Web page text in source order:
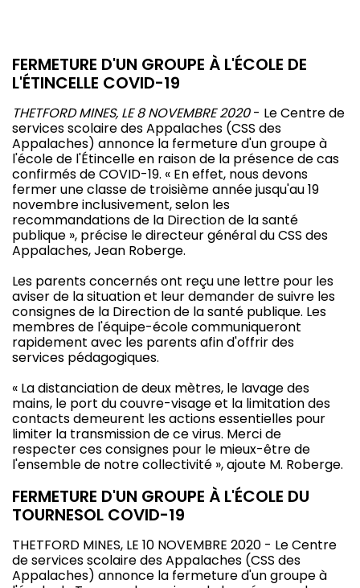
FERMETURE D'UN GROUPE À L'ÉCOLE DE
L'ÉTINCELLE COVID-19
THETFORD MINES, LE 8 NOVEMBRE 2020- Le Centre de
services scolaire des Appalaches (CSS des
Appalaches) annonce la fermeture d'un groupe à
l'école de l'Étincelle en raison de la présence de cas
confirmés de COVID-19. « En effet, nous devons
fermer une classe de troisième année jusqu'au 19
novembre inclusivement, selon les
recommandations de la Direction de la santé
publique », précise le directeur général du CSS des
Appalaches, Jean Roberge.
Les parents concernés ont reçu une lettre pour les
aviser de la situation et leur demander de suivre les
consignes de la Direction de la santé publique. Les
membres de l'équipe-école communiqueront
rapidement avec les parents afin d'offrir des
services pédagogiques.
« La distanciation de deux mètres, le lavage des
mains, le port du couvre-visage et la limitation des
contacts demeurent les actions essentielles pour
limiter la transmission de ce virus. Merci de
respecter ces consignes pour le mieux-être de
l'ensemble de notre collectivité », ajoute M. Roberge.
FERMETURE D'UN GROUPE À L'ÉCOLE DU
TOURNESOL COVID-19
THETFORD MINES, LE 10 NOVEMBRE 2020 - Le Centre
de services scolaire des Appalaches (CSS des
Appalaches) annonce la fermeture d'un groupe à